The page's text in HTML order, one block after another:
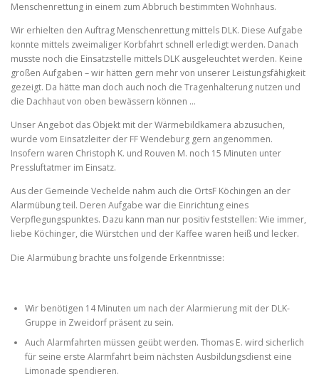
Menschenrettung in einem zum Abbruch bestimmten Wohnhaus.
Wir erhielten den Auftrag Menschenrettung mittels DLK. Diese Aufgabe
konnte mittels zweimaliger Korbfahrt schnell erledigt werden. Danach
musste noch die Einsatzstelle mittels DLK ausgeleuchtet werden. Keine
großen Aufgaben – wir hätten gern mehr von unserer Leistungsfähigkeit
gezeigt. Da hätte man doch auch noch die Tragenhalterung nutzen und
die Dachhaut von oben bewässern können …
Unser Angebot das Objekt mit der Wärmebildkamera abzusuchen,
wurde vom Einsatzleiter der FF Wendeburg gern angenommen.
Insofern waren Christoph K. und Rouven M. noch 15 Minuten unter
Pressluftatmer im Einsatz.
Aus der Gemeinde Vechelde nahm auch die OrtsF Köchingen an der
Alarmübung teil. Deren Aufgabe war die Einrichtung eines
Verpflegungspunktes. Dazu kann man nur positiv feststellen: Wie immer,
liebe Köchinger, die Würstchen und der Kaffee waren heiß und lecker.
Die Alarmübung brachte uns folgende Erkenntnisse:
Wir benötigen 14 Minuten um nach der Alarmierung mit der DLK-
Gruppe in Zweidorf präsent zu sein.
Auch Alarmfahrten müssen geübt werden. Thomas E. wird sicherlich
für seine erste Alarmfahrt beim nächsten Ausbildungsdienst eine
Limonade spendieren.